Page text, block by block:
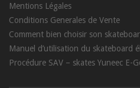
Mentions Légales
Conditions Generales de Vente
Comment bien choisir son
Manuel d’utilisation du skateboard
Procédure SAV – skates Yuneec E-